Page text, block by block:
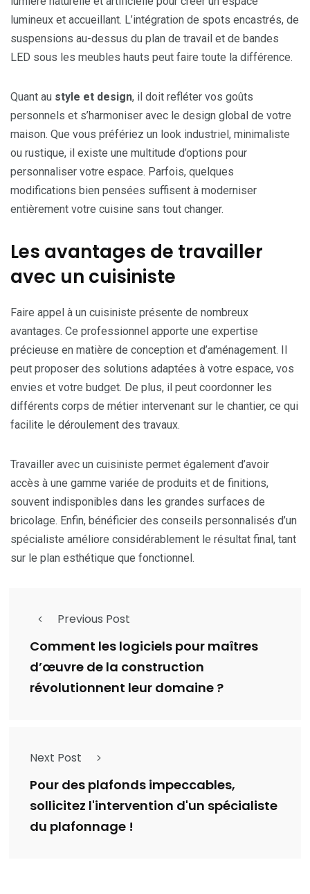
lumineux et accueillant. L’intégration de spots encastrés, de
suspensions au-dessus du plan de travail et de bandes
LED sous les meubles hauts peut faire toute la différence.
Quant au style et design, il doit refléter vos goûts
personnels et s’harmoniser avec le design global de votre
maison. Que vous préfériez un look industriel, minimaliste
ou rustique, il existe une multitude d’options pour
personnaliser votre espace. Parfois, quelques
modifications bien pensées suffisent à moderniser
entièrement votre cuisine sans tout changer.
Les avantages de travailler
avec un cuisiniste
Faire appel à un cuisiniste présente de nombreux
avantages. Ce professionnel apporte une expertise
précieuse en matière de conception et d’aménagement. Il
peut proposer des solutions adaptées à votre espace, vos
envies et votre budget. De plus, il peut coordonner les
différents corps de métier intervenant sur le chantier, ce qui
facilite le déroulement des travaux.
Travailler avec un cuisiniste permet également d’avoir
accès à une gamme variée de produits et de finitions,
souvent indisponibles dans les grandes surfaces de
bricolage. Enfin, bénéficier des conseils personnalisés d’un
spécialiste améliore considérablement le résultat final, tant
sur le plan esthétique que fonctionnel.
Previous Post
Comment les logiciels pour maîtres
d’œuvre de la construction
révolutionnent leur domaine ?
Next Post
Pour des plafonds impeccables,
sollicitez l'intervention d'un spécialiste
du plafonnage !